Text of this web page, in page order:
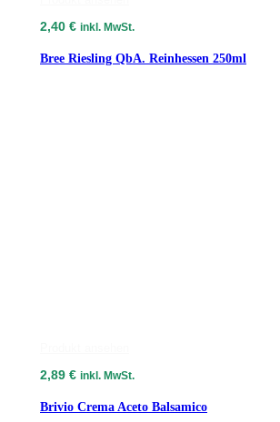
2,40 € inkl. MwSt.
Bree Riesling QbA. Reinhessen 250ml
2,89 € inkl. MwSt.
Brivio Crema Aceto Balsamico